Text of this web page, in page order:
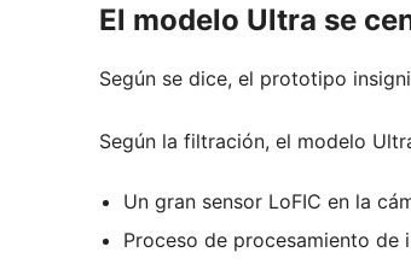
El modelo Ultra se
Según se dice, el prototipo
Según la filtración, el modelo
Un gran sensor LoFIC en la
Proceso de procesamiento de